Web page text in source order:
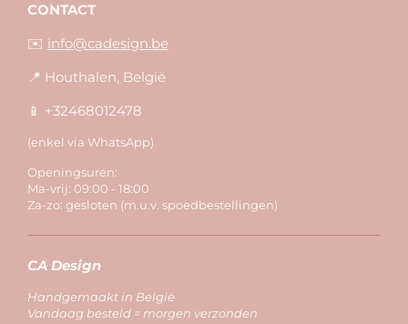
CONTACT
✉️ info@cadesign.be
📍 Houthalen, België
📱 +32468012478
(enkel via WhatsApp)
Openingsuren:
Ma-vrij: 09:00 - 18:00
Za-zo: gesloten (m.u.v. spoedbestellingen)
CA Design
Handgemaakt in België
Vandaag besteld = morgen verzonden